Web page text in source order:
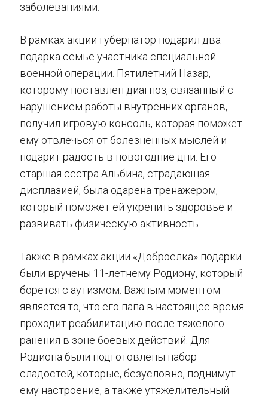
заболеваниями.
В рамках акции губернатор подарил два
подарка семье участника специальной
военной операции. Пятилетний Назар,
которому поставлен диагноз, связанный с
нарушением работы внутренних органов,
получил игровую консоль, которая поможет
ему отвлечься от болезненных мыслей и
подарит радость в новогодние дни. Его
старшая сестра Альбина, страдающая
дисплазией, была одарена тренажером,
который поможет ей укрепить здоровье и
развивать физическую активность.
Также в рамках акции «Доброелка» подарки
были вручены 11-летнему Родиону, который
борется с аутизмом. Важным моментом
является то, что его папа в настоящее время
проходит реабилитацию после тяжелого
ранения в зоне боевых действий. Для
Родиона были подготовлены набор
сладостей, которые, безусловно, поднимут
ему настроение, а также утяжелительный